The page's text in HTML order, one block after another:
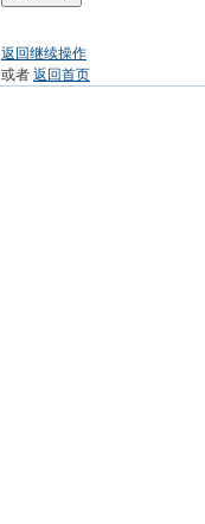
返回继续操作
或者 返回首页